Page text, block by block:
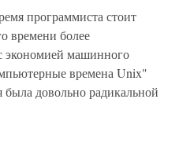
программиста стоит
времени более
экономией машинного
времена Unix"
была довольно радикальной